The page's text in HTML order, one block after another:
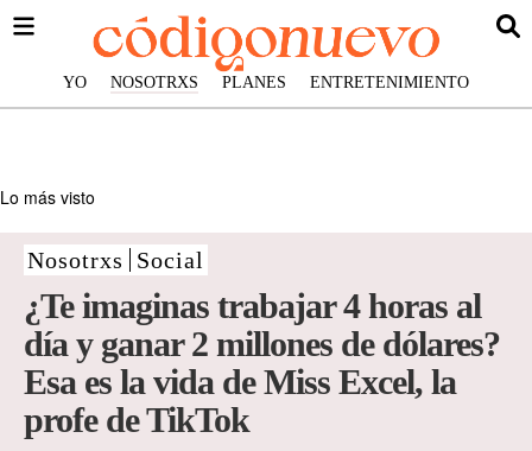
YO NOSOTRXS PLANES ENTRETENIMIENTO
Lo más visto
Nosotrxs Social
¿Te imaginas trabajar 4 horas al
día y ganar 2 millones de dólares?
Esa es la vida de Miss Excel, la
profe de TikTok